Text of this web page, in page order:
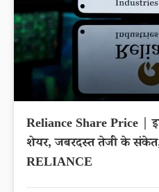
Reliance Share Price |
शेयर, जबरदस्त तेजी के
RELIANCE